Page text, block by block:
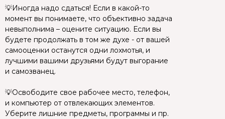
💡Иногда надо сдаться! Если в какой-то
момент вы понимаете, что объективно задача
невыполнима – оцените ситуацию. Если вы
будете продолжать в том же духе - от вашей
самооценки останутся одни лохмотья, и
лучшими вашими друзьями будут выгорание
и самозванец.
💡Освободите свое рабочее место, телефон,
и компьютер от отвлекающих элементов.
Уберите лишние предметы, программы и пр.